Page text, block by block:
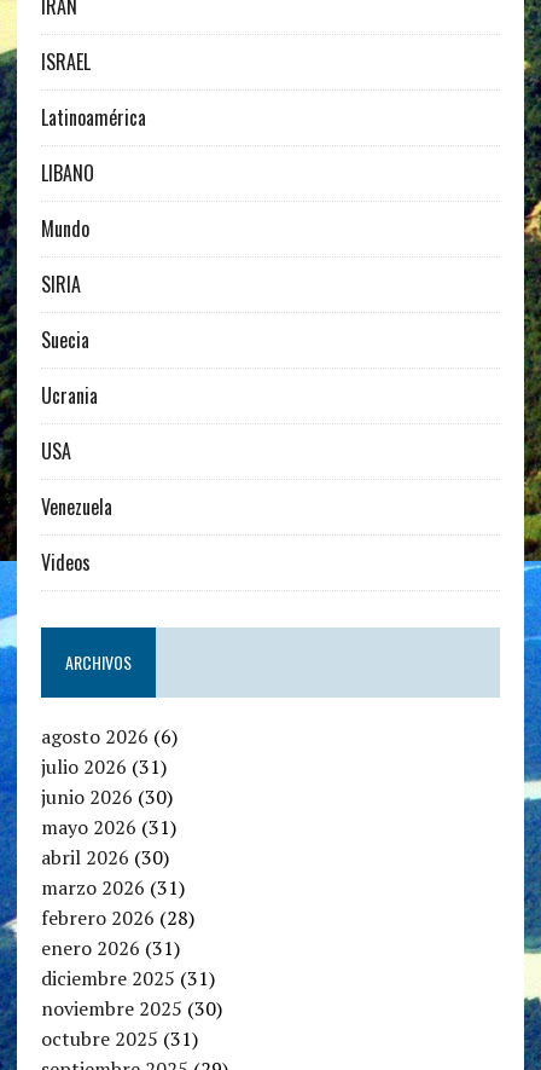
ISRAEL
Latinoamérica
LIBANO
Mundo
SIRIA
Suecia
Ucrania
USA
Venezuela
Videos
ARCHIVOS
agosto 2026 (6)
julio 2026 (31)
junio 2026 (30)
mayo 2026 (31)
abril 2026 (30)
marzo 2026 (31)
febrero 2026 (28)
enero 2026 (31)
diciembre 2025 (31)
noviembre 2025 (30)
octubre 2025 (31)